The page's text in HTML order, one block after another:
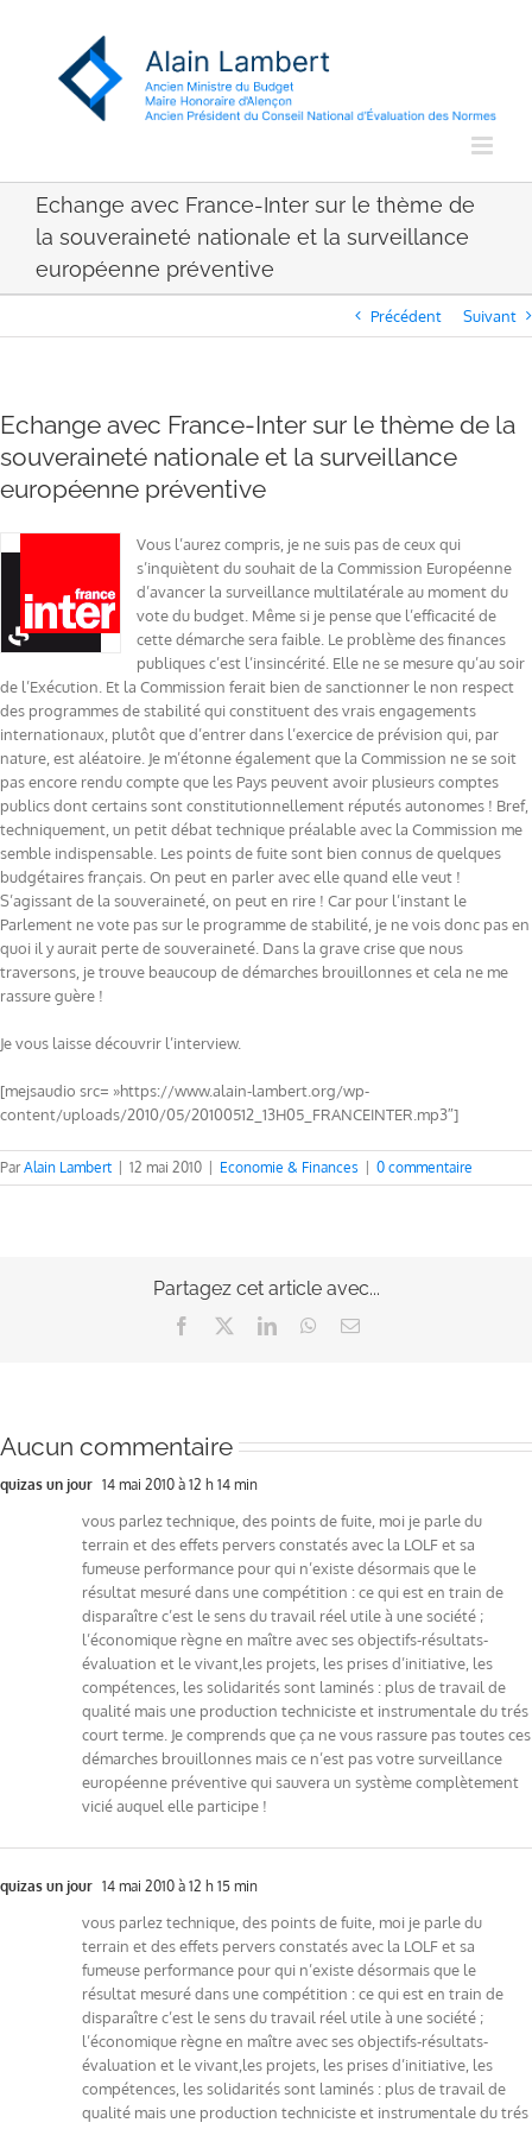
Echange avec France-Inter sur le thème de
la souveraineté nationale et la surveillance
européenne préventive
Précédent Suivant
Echange avec France-Inter sur le thème de la
souveraineté nationale et la surveillance
européenne préventive
Vous l’aurez compris, je ne suis pas de ceux qui
s’inquiètent du souhait de la Commission Européenne
d’avancer la surveillance multilatérale au moment du
vote du budget. Même si je pense que l’efficacité de
cette démarche sera faible. Le problème des finances
publiques c’est l’insincérité. Elle ne se mesure qu’au soir
de l’Exécution. Et la Commission ferait bien de sanctionner le non respect
des programmes de stabilité qui constituent des vrais engagements
internationaux, plutôt que d’entrer dans l’exercice de prévision qui, par
nature, est aléatoire. Je m’étonne également que la Commission ne se soit
pas encore rendu compte que les Pays peuvent avoir plusieurs comptes
publics dont certains sont constitutionnellement réputés autonomes ! Bref,
techniquement, un petit débat technique préalable avec la Commission me
semble indispensable. Les points de fuite sont bien connus de quelques
budgétaires français. On peut en parler avec elle quand elle veut !
S’agissant de la souveraineté, on peut en rire ! Car pour l’instant le
Parlement ne vote pas sur le programme de stabilité, je ne vois donc pas en
quoi il y aurait perte de souveraineté. Dans la grave crise que nous
traversons, je trouve beaucoup de démarches brouillonnes et cela ne me
rassure guère !
Je vous laisse découvrir l’interview.
[mejsaudio src= »https://www.alain-lambert.org/wp-
content/uploads/2010/05/20100512_13H05_FRANCEINTER.mp3″]
ParAlain Lambert 12 mai 2010 Economie & Finances 0 commentaire
Partagez cet article avec...
Facebook LinkedInWhatsApp
Email
Aucun commentaire
quizas un jour 14 mai 2010 à 12 h 14 min
vous parlez technique, des points de fuite, moi je parle du
terrain et des effets pervers constatés avec la LOLF et sa
fumeuse performance pour qui n’existe désormais que le
résultat mesuré dans une compétition : ce qui est en train de
disparaître c’est le sens du travail réel utile à une société ;
l’économique règne en maître avec ses objectifs-résultats-
évaluation et le vivant,les projets, les prises d’initiative, les
compétences, les solidarités sont laminés : plus de travail de
qualité mais une production techniciste et instrumentale du trés
court terme. Je comprends que ça ne vous rassure pas toutes ces
démarches brouillonnes mais ce n’est pas votre surveillance
européenne préventive qui sauvera un système complètement
vicié auquel elle participe !
quizas un jour 14 mai 2010 à 12 h 15 min
vous parlez technique, des points de fuite, moi je parle du
terrain et des effets pervers constatés avec la LOLF et sa
fumeuse performance pour qui n’existe désormais que le
résultat mesuré dans une compétition : ce qui est en train de
disparaître c’est le sens du travail réel utile à une société ;
l’économique règne en maître avec ses objectifs-résultats-
évaluation et le vivant,les projets, les prises d’initiative, les
compétences, les solidarités sont laminés : plus de travail de
qualité mais une production techniciste et instrumentale du trés